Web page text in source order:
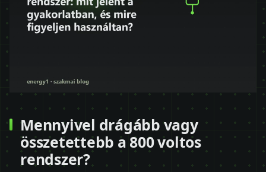
Mennyivel drágább vagy
összetettebb a 800 voltos
rendszer?